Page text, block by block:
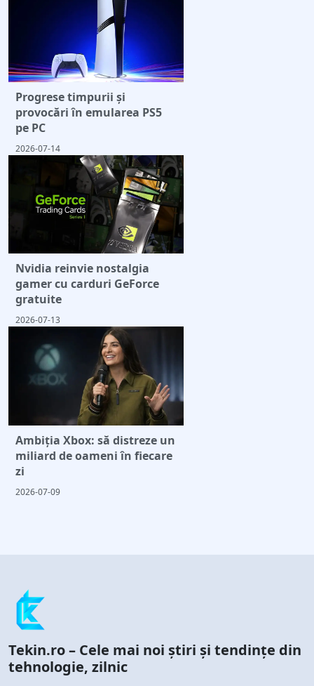
Progrese timpurii și
provocări în emularea PS5
pe PC
2026-07-14
Nvidia reinvie nostalgia
gamer cu carduri GeForce
gratuite
2026-07-13
Ambiția Xbox: să distreze un
miliard de oameni în fiecare
zi
2026-07-09
Tekin.ro – Cele mai noi știri și tendințe din
tehnologie, zilnic